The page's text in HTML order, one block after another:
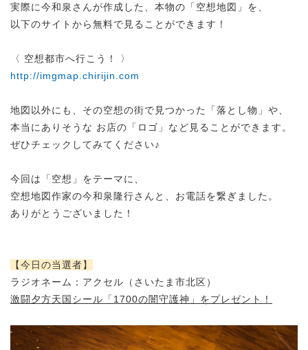
実際に今和泉さんが作成した、本物の「空想地図」を、
以下のサイトから無料で見ることができます！
〈 空想都市へ行こう！ 〉
http://imgmap.chirijin.com
地図以外にも、その空想の街で見つかった「落とし物」や、
本当にありそうな お店の「ロゴ」など見ることができます。
ぜひチェックしてみてください♪
今回は「空想」をテーマに、
空想地図作家の今和泉隆行さんと、お電話を繋ぎました。
ありがとうございました！
【今日の当選者】
ラジオネーム：アクセル（さいたま市北区）
激闘夕方天国シール「1700の闇守護神」をプレゼント！